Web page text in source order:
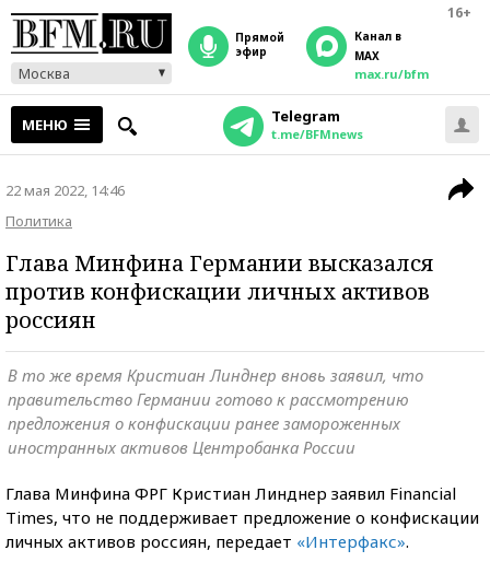
16+
Москва
прямой
эфир
Канал в
MAX
max.ru/bfm
МЕНЮ Telegram
t.me/BFMnews
22 мая 2022, 14:46
Политика
Глава Минфина Германии высказался
против конфискации личных активов
россиян
В то же время Кристиан Линднер вновь заявил, что
правительство Германии готово к рассмотрению
предложения о конфискации ранее замороженных
иностранных активов Центробанка России
Глава Минфина ФРГ Кристиан Линднер заявил Financial
Times, что не поддерживает предложение о конфискации
личных активов россиян, передает «Интерфакс».